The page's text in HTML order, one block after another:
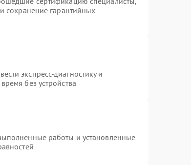
сохранение гарантийных
экспресс-диагностику и
без устройства
работы и установленные